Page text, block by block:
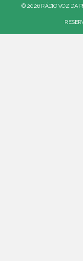
© 2026 RÁDIO VOZ DA